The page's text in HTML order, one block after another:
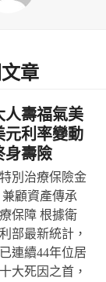
章
人壽福氣美
元利率變動
身壽險
別治療保險金
顧資產傳承
保障 根據衛
部最新統計，
連續44年位居
大死因之首，